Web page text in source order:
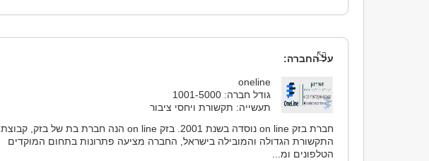
על החברה:
oneline
גודל חברה: 1001-5000
תעשייה: תקשורת ויחסי ציבור
חברת בזק on line נוסדה בשנת 2001. בזק on line הנה חברת בת של בזק, קבוצת
התקשורת הגדולה והמובילה בישראל, החברה מציעה פתרונות בתחום המוקדים
הטלפונים ומ...